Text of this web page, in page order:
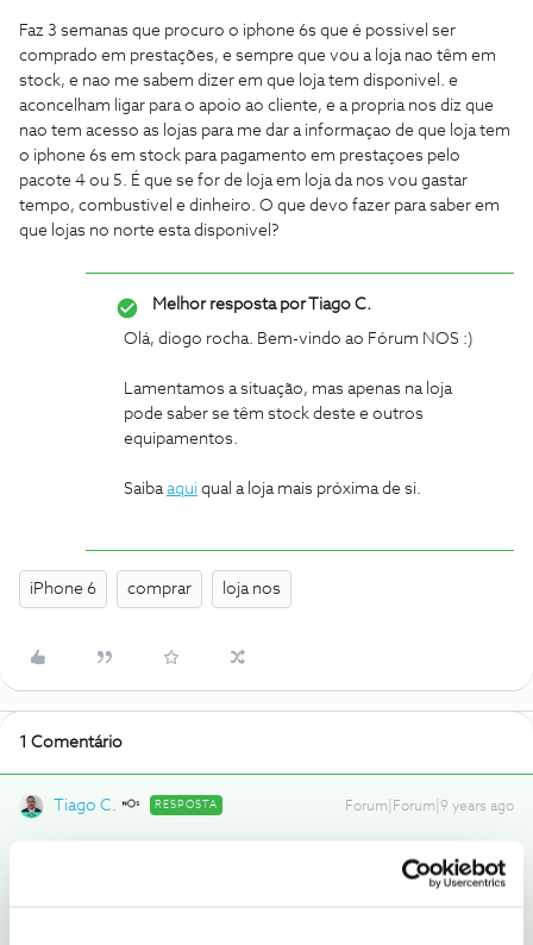
Faz 3 semanas que procuro o iphone 6s que é possivel ser
comprado em prestações, e sempre que vou a loja nao têm em
stock, e nao me sabem dizer em que loja tem disponivel. e
aconcelham ligar para o apoio ao cliente, e a propria nos diz que
nao tem acesso as lojas para me dar a informaçao de que loja tem
o iphone 6s em stock para pagamento em prestaçoes pelo
pacote 4 ou 5. É que se for de loja em loja da nos vou gastar
tempo, combustivel e dinheiro. O que devo fazer para saber em
que lojas no norte esta disponivel?
Melhor resposta porTiago C.
Olá, diogo rocha. Bem-vindo ao Fórum NOS :)
Lamentamos a situação, mas apenas na loja
pode saber se têm stock deste e outros
equipamentos.
Saibaaqui qual a loja mais próxima de si.
iPhone 6 comprar loja nos
1 Comentário
Tiago C. RESPOSTA Forum|Forum|9 years ago